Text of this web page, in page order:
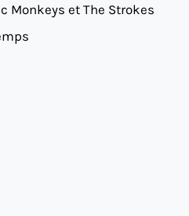
Monkeys et The Strokes